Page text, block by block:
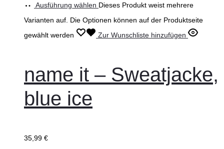
Ausführung wählen Dieses Produkt weist mehrere
Varianten auf. Die Optionen können auf der Produktseite
gewählt werden
Zur Wunschliste hinzufügen
name it – Sweatjacke,
blue ice
35,99 €